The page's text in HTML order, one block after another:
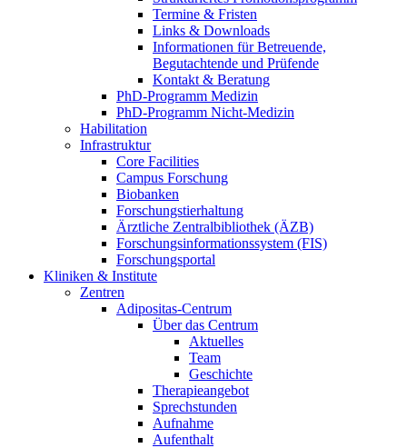
Termine & Fristen
Links & Downloads
Informationen für Betreuende,
Begutachtende und Prüfende
Kontakt & Beratung
PhD-Programm Medizin
PhD-Programm Nicht-Medizin
Habilitation
Infrastruktur
Core Facilities
Campus Forschung
Biobanken
Forschungstierhaltung
Ärztliche Zentralbibliothek (ÄZB)
Forschungsinformationssystem (FIS)
Forschungsportal
Kliniken & Institute
Zentren
Adipositas-Centrum
Über das Centrum
Aktuelles
Team
Geschichte
Therapieangebot
Sprechstunden
Aufnahme
Aufenthalt